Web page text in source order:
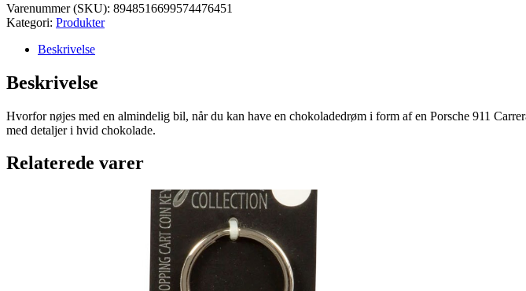
Varenummer (SKU): 8948516699574476451
Kategori: Produkter
Beskrivelse
Beskrivelse
Hvorfor nøjes med en almindelig bil, når du kan have en chokoladedrøm i form af en Porsche 911
med detaljer i hvid chokolade.
Relaterede varer